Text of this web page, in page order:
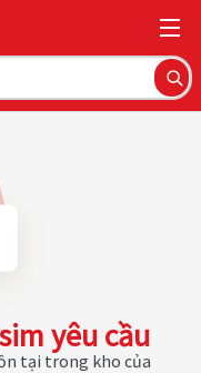
yêu cầu
tại trong kho của